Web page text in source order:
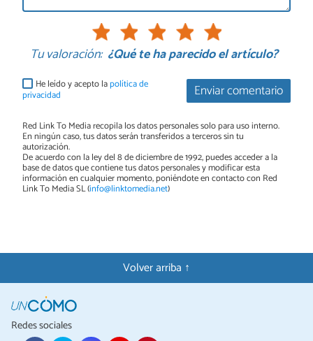
Tu valoración: ¿Qué te ha parecido el artículo?
Enviar comentario
He leído y acepto lapolítica de
privacidad
Red Link To Media recopila los datos personales solo para uso interno.
En ningún caso, tus datos serán transferidos a terceros sin tu
autorización.
De acuerdo con la ley del 8 de diciembre de 1992, puedes acceder a la
base de datos que contiene tus datos personales y modificar esta
información en cualquier momento, poniéndote en contacto con Red
Link To Media SL (info@linktomedia.net)
Volver arriba ↑
Redes sociales